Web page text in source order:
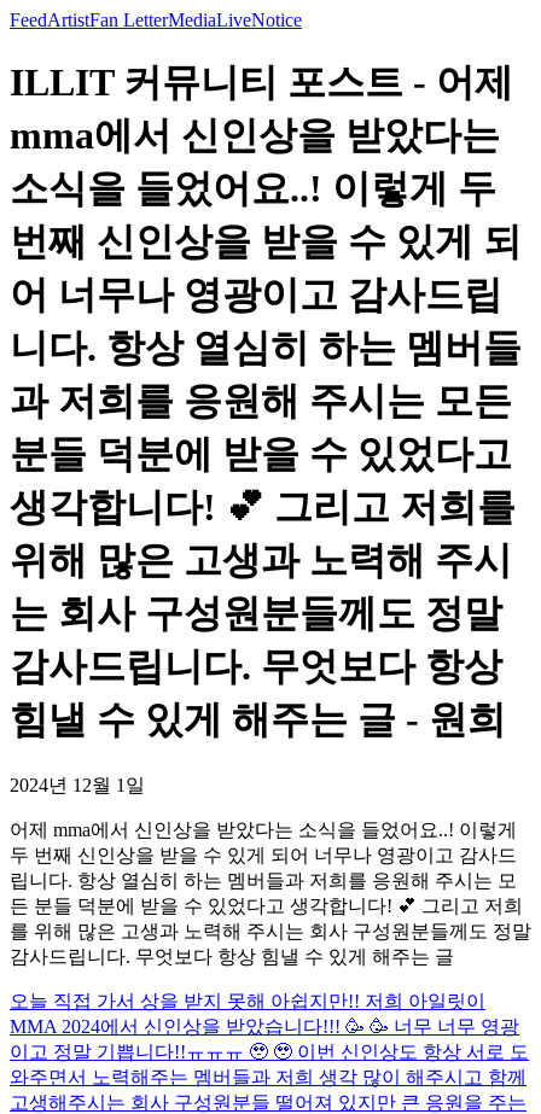
FeedArtistFan LetterMediaLiveNotice
ILLIT 커뮤니티 포스트 - 어제
mma에서 신인상을 받았다는
소식을 들었어요..! 이렇게 두
번째 신인상을 받을 수 있게 되
어 너무나 영광이고 감사드립
니다. 항상 열심히 하는 멤버들
과 저희를 응원해 주시는 모든
분들 덕분에 받을 수 있었다고
생각합니다! 💕 그리고 저희를
위해 많은 고생과 노력해 주시
는 회사 구성원분들께도 정말
감사드립니다. 무엇보다 항상
힘낼 수 있게 해주는 글 - 원희
2024년 12월 1일
어제 mma에서 신인상을 받았다는 소식을 들었어요..! 이렇게
두 번째 신인상을 받을 수 있게 되어 너무나 영광이고 감사드
립니다. 항상 열심히 하는 멤버들과 저희를 응원해 주시는 모
든 분들 덕분에 받을 수 있었다고 생각합니다! 💕 그리고 저희
를 위해 많은 고생과 노력해 주시는 회사 구성원분들께도 정말
감사드립니다. 무엇보다 항상 힘낼 수 있게 해주는 글
오늘 직접 가서 상을 받지 못해 아쉽지만!! 저희 아일릿이
MMA 2024에서 신인상을 받았습니다!!! 🥳 🥳 너무 너무 영광
이고 정말 기쁩니다!!ㅠㅠㅠ 🥹 🥹 이번 신인상도 항상 서로 도
와주면서 노력해주는 멤버들과 저희 생각 많이 해주시고 함께
고생해주시는 회사 구성원분들 떨어져 있지만 큰 응원을 주는